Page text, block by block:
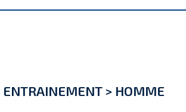
ENTRAINEMENT > HOMME